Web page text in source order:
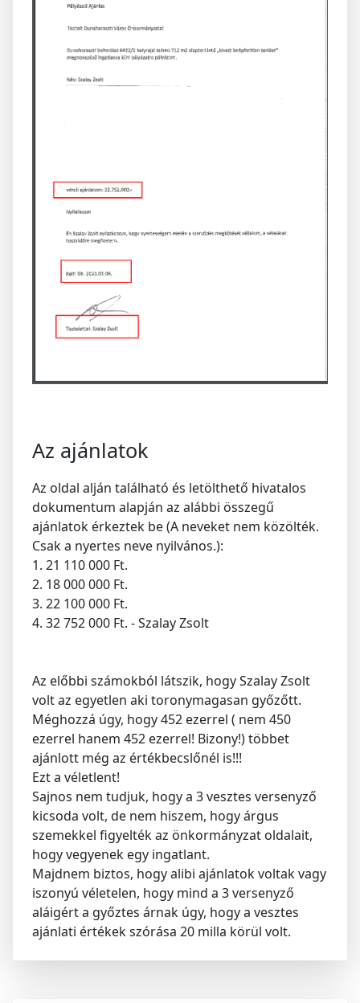
Az ajánlatok
Az oldal alján található és letölthető hivatalos
dokumentum alapján az alábbi összegű
ajánlatok érkeztek be (A neveket nem közölték.
Csak a nyertes neve nyilvános.):
1. 21 110 000 Ft.
2. 18 000 000 Ft.
3. 22 100 000 Ft.
4. 32 752 000 Ft. - Szalay Zsolt
Az előbbi számokból látszik, hogy Szalay Zsolt
volt az egyetlen aki toronymagasan győzőtt.
Méghozzá úgy, hogy 452 ezerrel ( nem 450
ezerrel hanem 452 ezerrel! Bizony!) többet
ajánlott még az értékbecslőnél is!!!
Ezt a véletlent!
Sajnos nem tudjuk, hogy a 3 vesztes versenyző
kicsoda volt, de nem hiszem, hogy árgus
szemekkel figyelték az önkormányzat oldalait,
hogy vegyenek egy ingatlant.
Majdnem biztos, hogy alibi ajánlatok voltak vagy
iszonyú véletelen, hogy mind a 3 versenyző
aláigért a győztes árnak úgy, hogy a vesztes
ajánlati értékek szórása 20 milla körül volt.